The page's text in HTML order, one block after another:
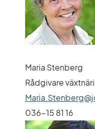
Maria Stenberg
Rådgivare
036-15 81 16